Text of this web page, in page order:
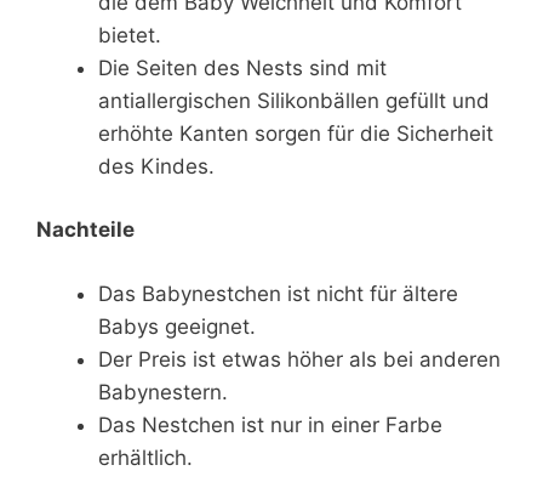
bietet.
Die Seiten des Nests sind mit
antiallergischen Silikonbällen gefüllt und
erhöhte Kanten sorgen für die Sicherheit
des Kindes.
Nachteile
Das Babynestchen ist nicht für ältere
Babys geeignet.
Der Preis ist etwas höher als bei anderen
Babynestern.
Das Nestchen ist nur in einer Farbe
erhältlich.